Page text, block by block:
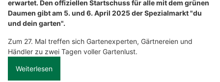
erwartet. Den offiziellen Startschuss für alle mit dem grünen
Daumen gibt am 5. und 6. April 2025 der Spezialmarkt "du
und dein garten".
Zum 27. Mal treffen sich Gartenexperten, Gärtnereien und
Händler zu zwei Tagen voller Gartenlust.
Weiterlesen